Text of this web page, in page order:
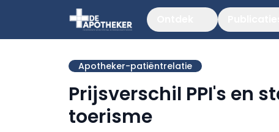
Apotheker-patiëntrelatie
Prijsverschil PPI's en
toerisme